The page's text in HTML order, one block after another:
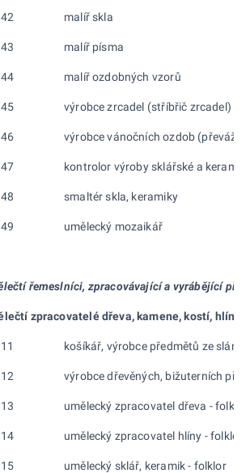
malíř skla
malíř písma
malíř ozdobných vzorů
výrobce zrcadel (stříbřič zrcadel)
výrobce vánočních ozdob
kontrolor výroby sklářské a
smaltér skla, keramiky
umělecký mozaikář
řemeslníci, zpracovávající a vyrábějící
zpracovatelé dřeva, kamene, kostí, hlíny
košíkář, výrobce předmětů ze
výrobce dřevěných, bižuterních
umělecký zpracovatel dřeva - folklor
umělecký zpracovatel hlíny - folklor
umělecký sklář, keramik - folklor